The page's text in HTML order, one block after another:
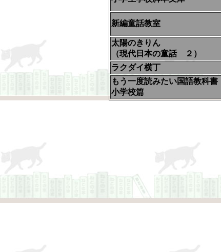
新編童話教室
太陽のきりん
（現代日本の童話 ２）
ラクダイ横丁
もう一度読みたい国語教科書
小学校篇